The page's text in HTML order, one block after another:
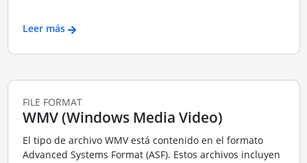
Leer más
FILE FORMAT
WMV (Windows Media Video)
El tipo de archivo WMV está contenido en el formato
Advanced Systems Format (ASF). Estos archivos incluyen